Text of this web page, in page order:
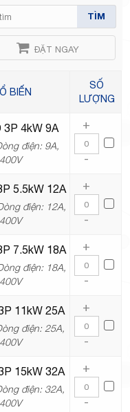
TÌM
ĐẶT NGAY
BIẾN
SỐ
LƯỢNG
3P 4kW 9A
điện: 9A,
+
-
5.5kW 12A
điện: 12A,
+
-
7.5kW 18A
điện: 18A,
+
-
11kW 25A
điện: 25A,
+
-
15kW 32A
điện: 32A,
+
-